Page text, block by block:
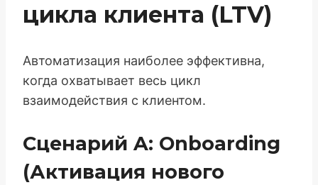
цикла клиента (LTV)
Автоматизация наиболее эффективна,
когда охватывает весь цикл
взаимодействия с клиентом.
Сценарий A: Onboarding
(Активация нового